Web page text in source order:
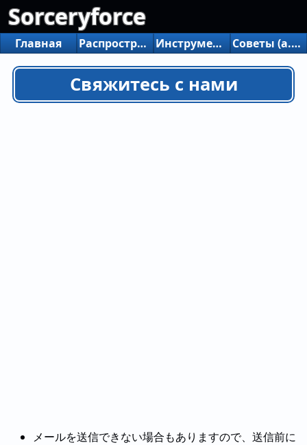
Sorceryforce
Главная Распространение игры Инструменты распределения Советы (a.m.)
Свяжитесь с нами
メールを送信できない場合もありますので、送信前に